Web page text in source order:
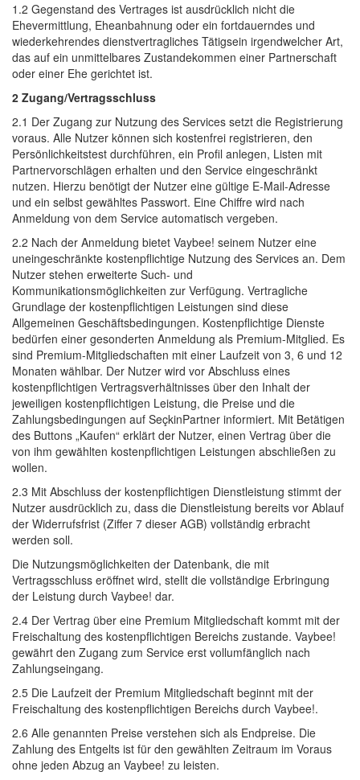
1.2 Gegenstand des Vertrages ist ausdrücklich nicht die
Ehevermittlung, Eheanbahnung oder ein fortdauerndes und
wiederkehrendes dienstvertragliches Tätigsein irgendwelcher Art,
das auf ein unmittelbares Zustandekommen einer Partnerschaft
oder einer Ehe gerichtet ist.
2 Zugang/Vertragsschluss
2.1 Der Zugang zur Nutzung des Services setzt die Registrierung
voraus. Alle Nutzer können sich kostenfrei registrieren, den
Persönlichkeitstest durchführen, ein Profil anlegen, Listen mit
Partnervorschlägen erhalten und den Service eingeschränkt
nutzen. Hierzu benötigt der Nutzer eine gültige E-Mail-Adresse
und ein selbst gewähltes Passwort. Eine Chiffre wird nach
Anmeldung von dem Service automatisch vergeben.
2.2 Nach der Anmeldung bietet Vaybee! seinem Nutzer eine
uneingeschränkte kostenpflichtige Nutzung des Services an. Dem
Nutzer stehen erweiterte Such- und
Kommunikationsmöglichkeiten zur Verfügung. Vertragliche
Grundlage der kostenpflichtigen Leistungen sind diese
Allgemeinen Geschäftsbedingungen. Kostenpflichtige Dienste
bedürfen einer gesonderten Anmeldung als Premium-Mitglied. Es
sind Premium-Mitgliedschaften mit einer Laufzeit von 3, 6 und 12
Monaten wählbar. Der Nutzer wird vor Abschluss eines
kostenpflichtigen Vertragsverhältnisses über den Inhalt der
jeweiligen kostenpflichtigen Leistung, die Preise und die
Zahlungsbedingungen auf SeçkinPartner informiert. Mit Betätigen
des Buttons „Kaufen“ erklärt der Nutzer, einen Vertrag über die
von ihm gewählten kostenpflichtigen Leistungen abschließen zu
wollen.
2.3 Mit Abschluss der kostenpflichtigen Dienstleistung stimmt der
Nutzer ausdrücklich zu, dass die Dienstleistung bereits vor Ablauf
der Widerrufsfrist (Ziffer 7 dieser AGB) vollständig erbracht
werden soll.
Die Nutzungsmöglichkeiten der Datenbank, die mit
Vertragsschluss eröffnet wird, stellt die vollständige Erbringung
der Leistung durch Vaybee! dar.
2.4 Der Vertrag über eine Premium Mitgliedschaft kommt mit der
Freischaltung des kostenpflichtigen Bereichs zustande. Vaybee!
gewährt den Zugang zum Service erst vollumfänglich nach
Zahlungseingang.
2.5 Die Laufzeit der Premium Mitgliedschaft beginnt mit der
Freischaltung des kostenpflichtigen Bereichs durch Vaybee!.
2.6 Alle genannten Preise verstehen sich als Endpreise. Die
Zahlung des Entgelts ist für den gewählten Zeitraum im Voraus
ohne jeden Abzug an Vaybee! zu leisten.